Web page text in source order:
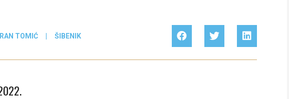
TOMIĆ ŠIBENIK